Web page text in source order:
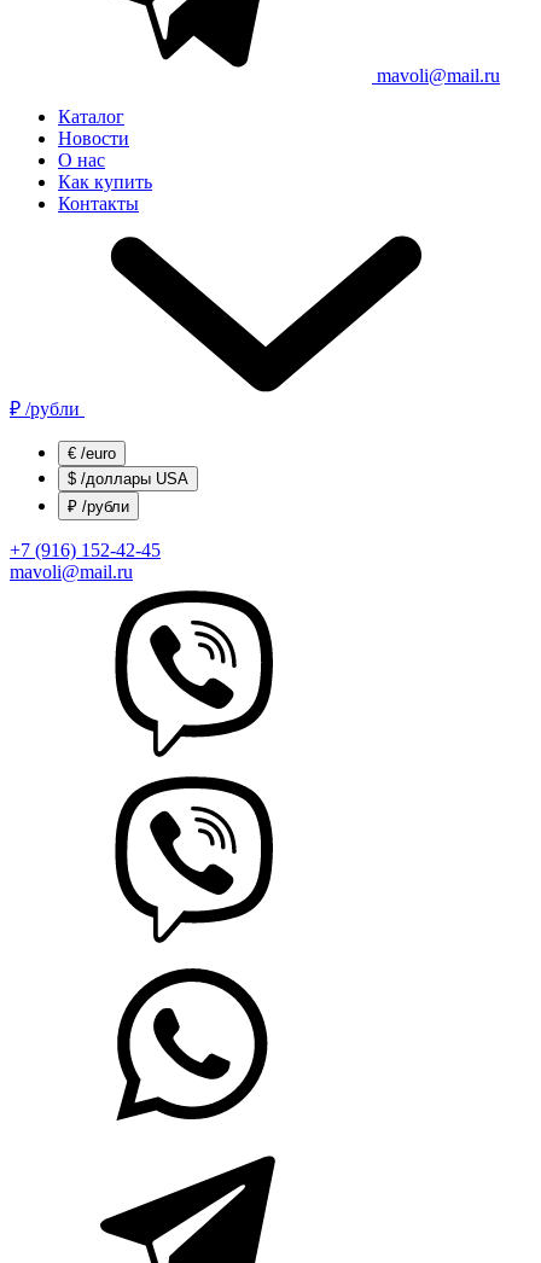
mavoli@mail.ru
Каталог
Новости
О нас
Как купить
Контакты
₽ /рубли
€ /euro
$ /доллары USA
₽ /рубли
+7 (916) 152-42-45
mavoli@mail.ru